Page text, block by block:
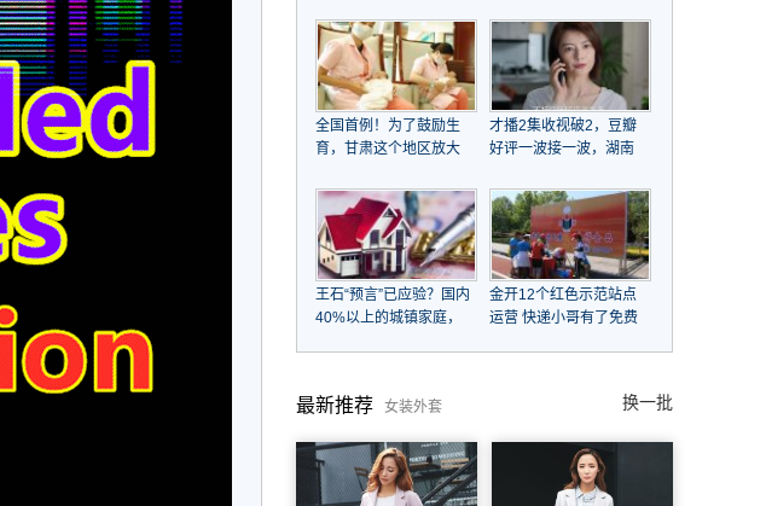
COTV全球直播
债，资产超20亿，一条
皮带用15年不舍换
全国首例！为了鼓励生
育，甘肃这个地区放大
才播2集收视破2，豆瓣
好评一波接一波，湖南
王石“预言”已应验？国内
40%以上的城镇家庭，
金开12个红色示范站点
运营 快递小哥有了免费
换一批
最新推荐 女装外套